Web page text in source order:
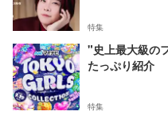
特集
"史上最大級の
たっぷり紹介
特集